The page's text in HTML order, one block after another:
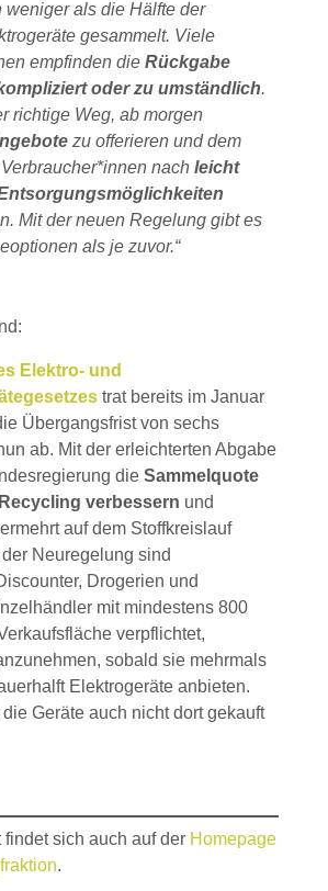
weniger als die Hälfte der
gesammelt. Viele
empfinden die Rückgabe
oder zu umständlich.
richtige Weg, ab morgen
zu offerieren und dem
nach leicht
Mit der neuen Regelung gibt es
als je zuvor.“
Elektro- und
trat bereits im Januar
Übergangsfrist von sechs
ab. Mit der erleichterten Abgabe
die Sammelquote
Recycling verbessern und
auf dem Stoffkreislauf
der Neuregelung sind
Drogerien und
mit mindestens 800
verpflichtet,
sobald sie mehrmals
Elektrogeräte anbieten.
Geräte auch nicht dort gekauft
findet sich auch auf der Homepage
.